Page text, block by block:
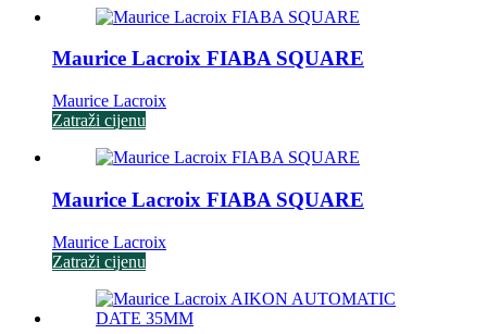
Maurice Lacroix FIABA SQUARE
Maurice Lacroix
Zatraži cijenu
Maurice Lacroix FIABA SQUARE
Maurice Lacroix
Zatraži cijenu